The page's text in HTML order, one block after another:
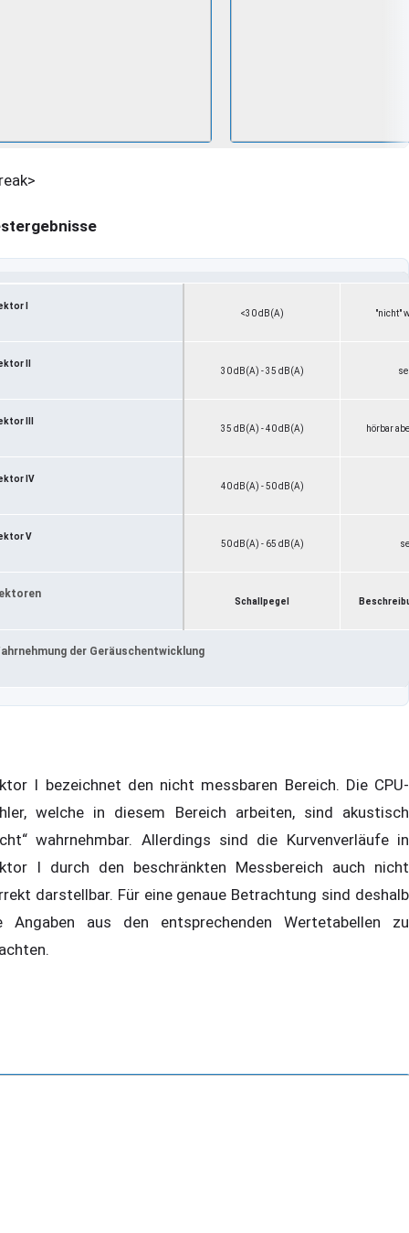
I
<30 dB(A) "nicht"
II
30 dB(A) - 35 dB(A)
III
35 dB(A) - 40 dB(A) hörbar
IV
40 dB(A) - 50 dB(A)
V
50 dB(A) - 65 dB(A)
Schallpegel
der Geräuschentwicklung
I bezeichnet den nicht messbaren Bereich. Die CPU-
welche in diesem Bereich arbeiten, sind akustisch
wahrnehmbar. Allerdings sind die Kurvenverläufe in
I durch den beschränkten Messbereich auch nicht
darstellbar. Für eine genaue Betrachtung sind deshalb
Angaben aus den entsprechenden Wertetabellen zu